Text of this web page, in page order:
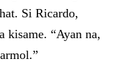
Si Ricardo,
kisame. “Ayan na,